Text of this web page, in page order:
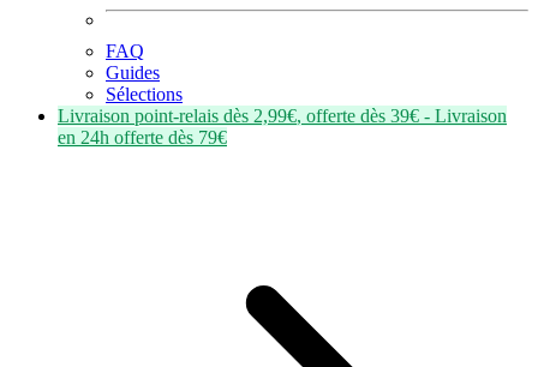
FAQ
Guides
Sélections
Livraison point-relais dès 2,99€, offerte dès 39€ - Livraison
en 24h offerte dès 79€